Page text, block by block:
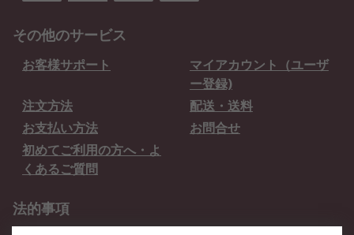
その他のサービス
お客様サポート
マイアカウント（ユーザ
ー登録)
注文方法
配送・送料
お支払い方法
お問合せ
初めてご利用の方へ・よ
くあるご質問
法的事項